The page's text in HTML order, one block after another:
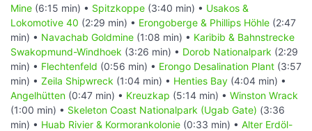
Mine (6:15 min) • Spitzkoppe (3:40 min) • Usakos &
Lokomotive 40 (2:29 min) • Erongoberge & Phillips Höhle (2:47
min) • Navachab Goldmine (1:08 min) • Karibib & Bahnstrecke
Swakopmund-Windhoek (3:26 min) • Dorob Nationalpark (2:29
min) • Flechtenfeld (0:56 min) • Erongo Desalination Plant (3:57
min) • Zeila Shipwreck (1:04 min) • Henties Bay (4:04 min) •
Angelhütten (0:47 min) • Kreuzkap (5:14 min) • Winston Wrack
(1:00 min) • Skeleton Coast Nationalpark (Ugab Gate) (3:36
min) • Huab Rivier & Kormorankolonie (0:33 min) • Alter Erdöl-